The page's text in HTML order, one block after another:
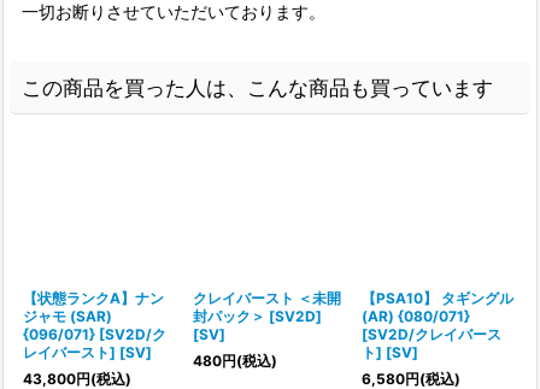
一切お断りさせていただいております。
この商品を買った人は、こんな商品も買っています
【状態ランクA】ナン
ジャモ (SAR)
{096/071} [SV2D/ク
レイバースト] [SV]
43,800円(税込)
クレイバースト ＜未開
封パック＞ [SV2D]
[SV]
480円(税込)
【PSA10】 タギングル
(AR) {080/071}
[SV2D/クレイバース
ト] [SV]
6,580円(税込)